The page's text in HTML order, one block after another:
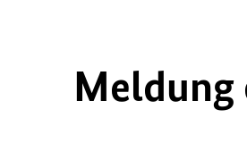
Meldung